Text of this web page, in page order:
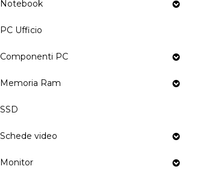
Notebook
PC Ufficio
Componenti PC
Memoria Ram
SSD
Schede video
Monitor